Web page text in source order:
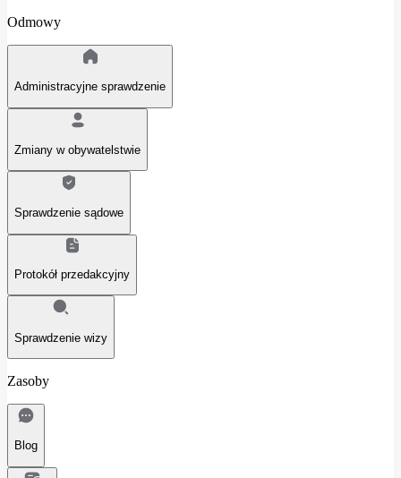
Odmowy
Administracyjne sprawdzenie
Zmiany w obywatelstwie
Sprawdzenie sądowe
Protokół przedakcyjny
Sprawdzenie wizy
Zasoby
Blog